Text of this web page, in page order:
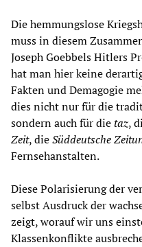
Die hemmungslose
muss in diesem
Joseph Goebbels Hitlers
hat man hier keine
Fakten und Demagogie
dies nicht nur für die
sondern auch für dietaz,
Zeit, dieSüddeutsche
Fernsehanstalten.
Diese Polarisierung der
selbst Ausdruck der
zeigt, worauf wir uns
Klassenkonflikte